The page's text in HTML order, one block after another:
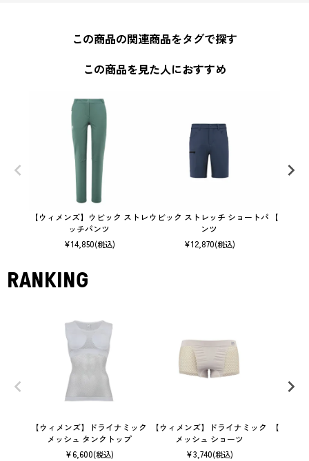
この商品の関連商品をタグで探す
この商品を見た人におすすめ
【ウィメンズ】ウビック ストレ
ッチパンツ
¥14,850(税込)
ウビック ストレッチ ショートパ
ンツ
¥12,870(税込)
【ウィ
RANKING
【ウィメンズ】ドライナミック
メッシュ タンクトップ
¥6,600(税込)
【ウィメンズ】ドライナミック
メッシュ ショーツ
¥3,740(税込)
【ユニ